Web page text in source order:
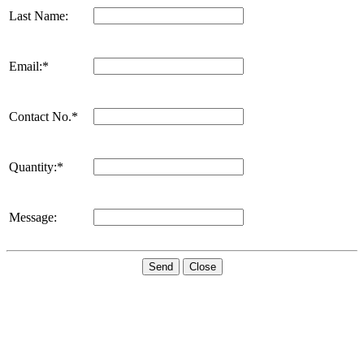
Last Name:
Email:*
Contact No.*
Quantity:*
Message:
Send Close